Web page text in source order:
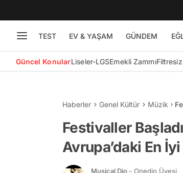
TEST EV & YAŞAM GÜNDEM
Güncel KonularLiseler-LGSEmekli Zammı
Haberler Genel Kültür Müzik
Festivaller
Avrupa’daki En
Musical Dio - Onedio Üyesi